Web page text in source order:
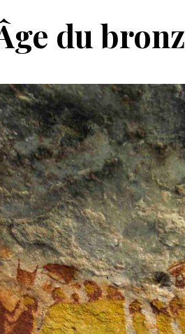
du